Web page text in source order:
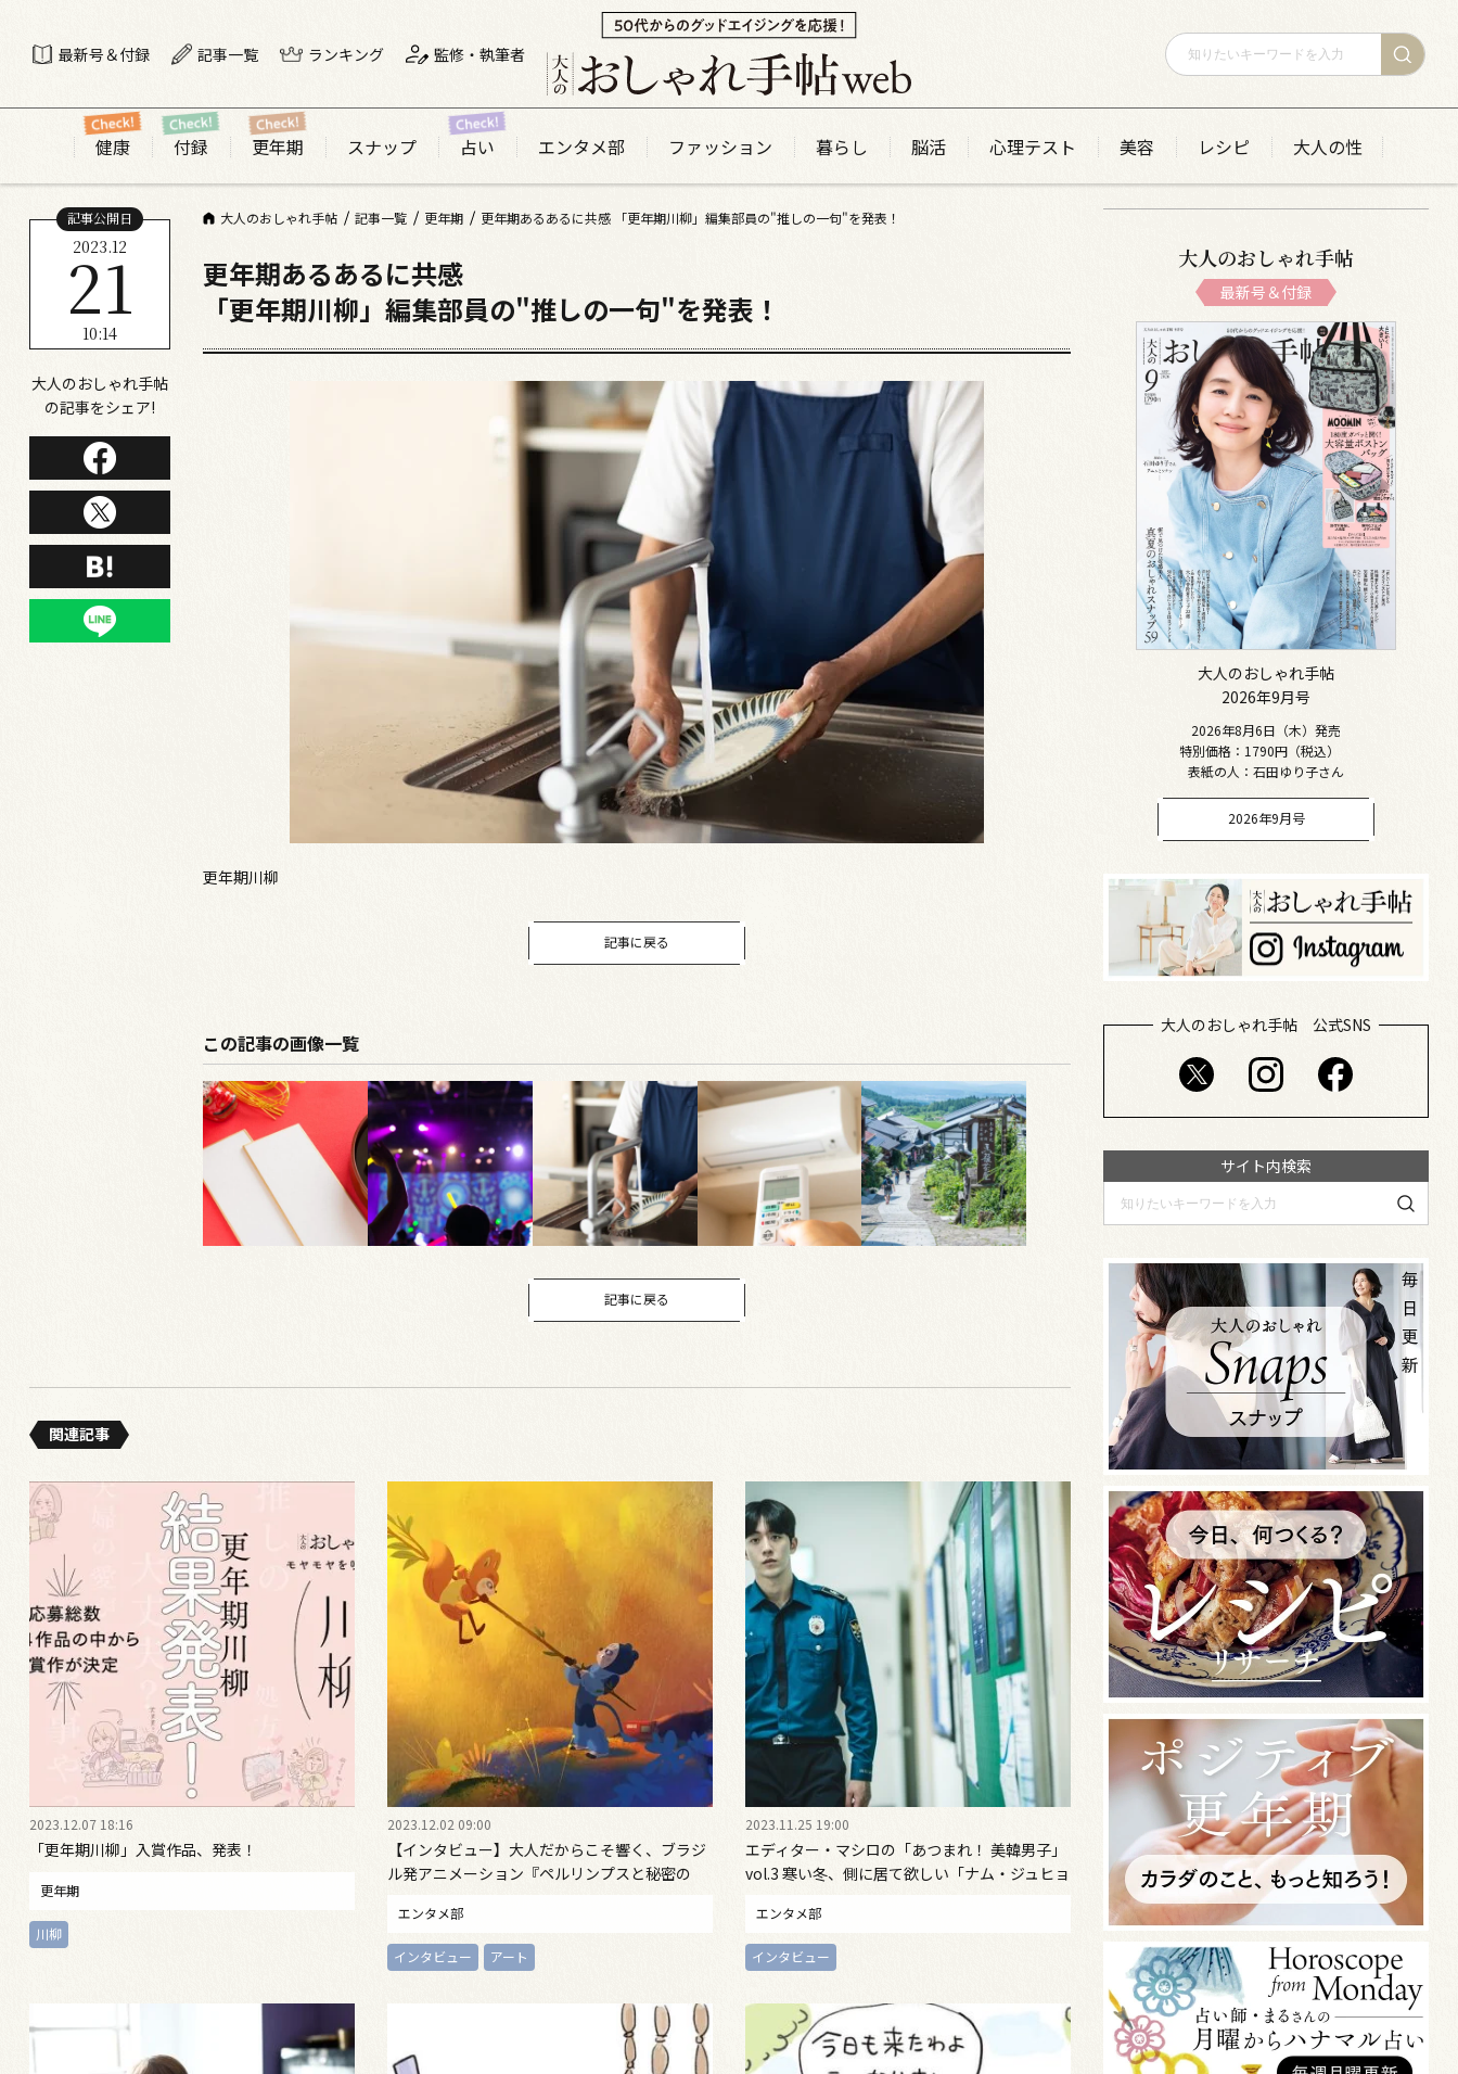
最新号＆付録 記事一覧 ランキング 監修・執筆者
健康 付録 更年期 スナップ 占い エンタメ部 ファッション 暮らし 脳活 心理テスト 美容 レシピ 大人の性
記事公開日
2023.12
21
10:14
大人のおしゃれ手帖
の記事をシェア!
大人のおしゃれ手帖 記事一覧 更年期 更年期あるあるに共感 「更年期川柳」編集部員の"推しの一句"を発表！
更年期あるあるに共感
「更年期川柳」編集部員の"推しの一句"を発表！
更年期川柳
記事に戻る
この記事の画像一覧
記事に戻る
関連記事
2023.12.07 18:16
「更年期川柳」入賞作品、発表！
更年期
川柳
2023.12.02 09:00
【インタビュー】大人だからこそ響く、ブラジ
ル発アニメーション『ペルリンプスと秘密の
エンタメ部
インタビュー アート
2023.11.25 19:00
エディター・マシロの「あつまれ！ 美韓男子」
vol.3 寒い冬、側に居て欲しい「ナム・ジュヒョ
エンタメ部
インタビュー
大人のおしゃれ手帖
最新号＆付録
大人のおしゃれ手帖
2026年9月号
2026年8月6日（木）発売
特別価格：1790円（税込）
表紙の人：石田ゆり子さん
2026年9月号
大人のおしゃれ手帖 公式SNS
サイト内検索